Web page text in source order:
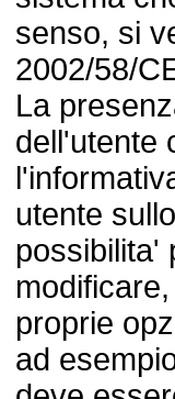
senso, si
2002/58/
La
dell'utente
utente
possibilita'
proprie
ad